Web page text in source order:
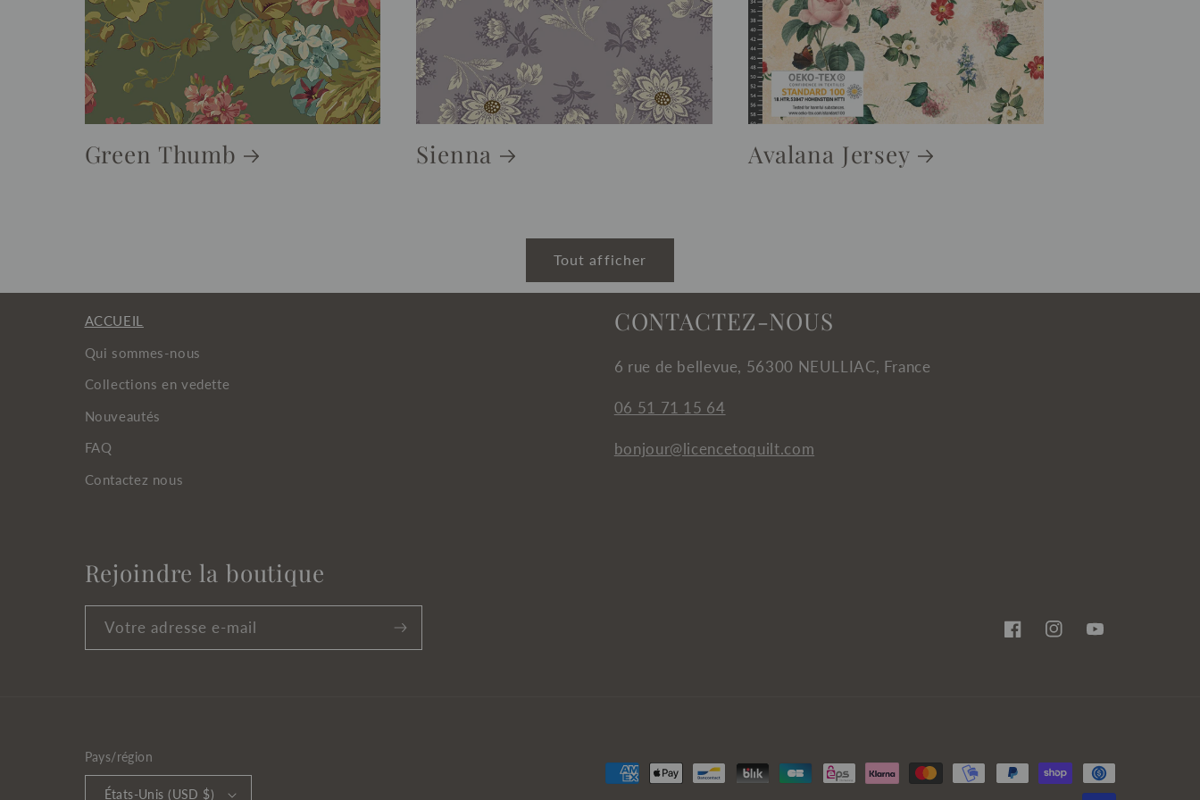
Green Thumb Sienna Avalana Jersey
Tout afficher
ACCUEIL
Qui sommes-nous
Collections en vedette
Nouveautés
FAQ
Contactez nous
CONTACTEZ-NOUS
6 rue de bellevue, 56300 NEULLIAC, France
06 51 71 15 64
bonjour@licencetoquilt.com
Rejoindre la boutique
Votre adresse e-mail
FacebookInstagramYouTube
Pays/région
États-Unis (USD $)
Moyens